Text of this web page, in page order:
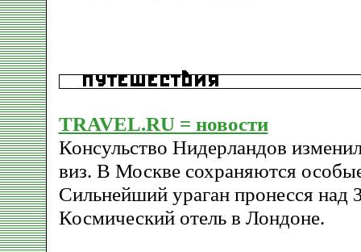
TRAVEL.RU = новости
Консульство Нидерландов
виз. В Москве сохраняются
Сильнейший ураган пронесся над
Космический отель в Лондоне.